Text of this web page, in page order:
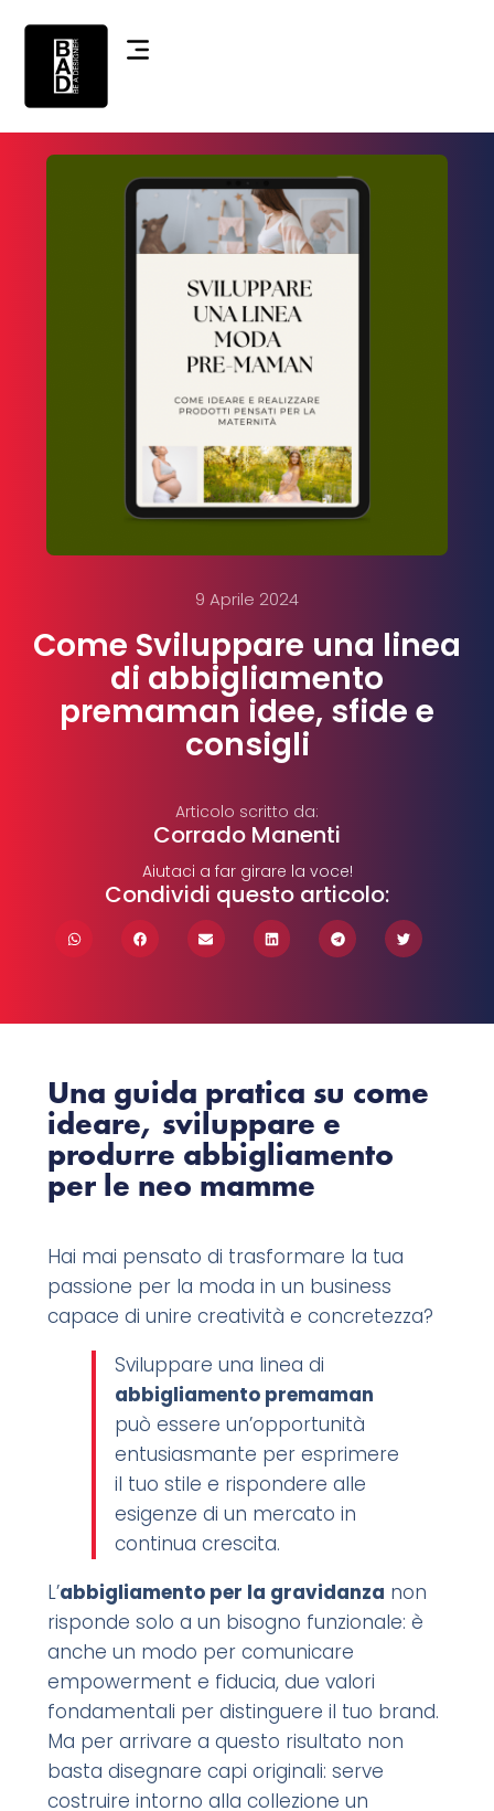
9 Aprile 2024
Come Sviluppare una linea
di abbigliamento
premaman idee, sfide e
consigli
Articolo scritto da:
Corrado Manenti
Aiutaci a far girare la voce!
Condividi questo articolo:
Una guida pratica su come
ideare, sviluppare e
produrre abbigliamento
per le neo mamme
Hai mai pensato di trasformare la tua
passione per la moda in un business
capace di unire creatività e concretezza?
Sviluppare una linea di
abbigliamento premaman
può essere un’opportunità
entusiasmante per esprimere
il tuo stile e rispondere alle
esigenze di un mercato in
continua crescita.
L’abbigliamento per la gravidanza non
risponde solo a un bisogno funzionale: è
anche un modo per comunicare
empowerment e fiducia, due valori
fondamentali per distinguere il tuo brand.
Ma per arrivare a questo risultato non
basta disegnare capi originali: serve
costruire intorno alla collezione un